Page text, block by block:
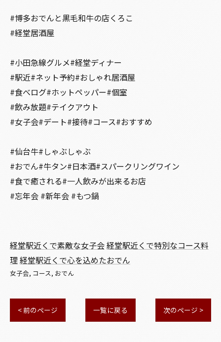
#博多おでんと黒毛和牛の店くろこ
#経堂居酒屋
#小田急線グルメ#経堂ディナー
#駅近#ネット予約#おしゃれ居酒屋
#食べログ#ホットペッパー#個室
#飲み放題#テイクアウト
#女子会#デート#接待#コース#おすすめ
#仙台牛#しゃぶしゃぶ
#おでん#牛タン#日本酒#スパークリングワイン
#食で癒される#一人飲みが出来るお店
#忘年会 #新年会 #もつ鍋
経堂駅近くで素敵な女子会経堂駅近くで特別なコース料
理 経堂駅近くで心を込めたおでん
女子会 コース おでん
< 前のページ 一覧に戻る 次のページ >